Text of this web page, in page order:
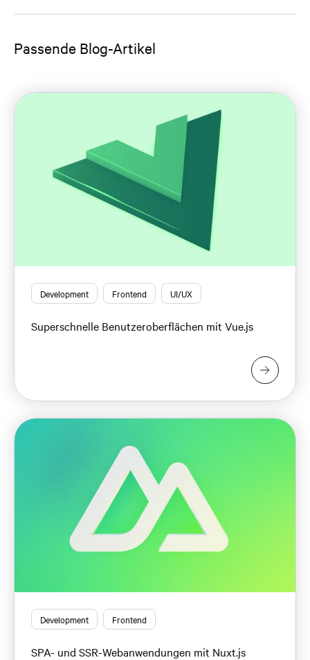
Passende Blog-Artikel
Development Frontend UI/UX
Superschnelle Benutzeroberflächen mit Vue.js
Development Frontend
SPA- und SSR-Webanwendungen mit Nuxt.js